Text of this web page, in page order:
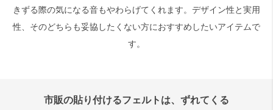
きずる際の気になる音もやわらげてくれます。デザイン性と実用
性、そのどちらも妥協したくない方におすすめしたいアイテムで
す。
市販の貼り付けるフェルトは、ずれてくる